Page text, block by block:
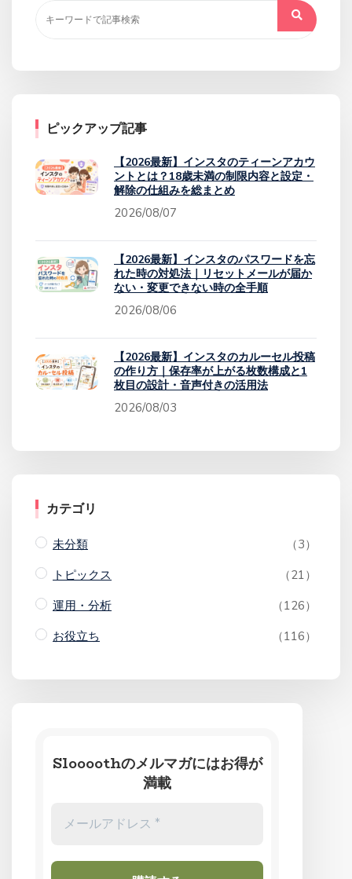
ピックアップ記事
【2026最新】インスタのティーンアカウ
ントとは？18歳未満の制限内容と設定・
解除の仕組みを総まとめ
2026/08/07
【2026最新】インスタのパスワードを忘
れた時の対処法｜リセットメールが届か
ない・変更できない時の全手順
2026/08/06
【2026最新】インスタのカルーセル投稿
の作り方｜保存率が上がる枚数構成と1
枚目の設計・音声付きの活用法
2026/08/03
カテゴリ
未分類
（3）
トピックス
（21）
運用・分析
（126）
お役立ち
（116）